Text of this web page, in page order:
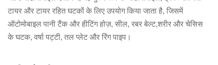
टायर और टायर रहित घटकों के लिए उपयोग किया जाता है, जिसमें
ऑटोमोबाइल पानी टैंक और हीटिंग होज़, सील, रबर बेल्ट,शरीर और चेसिस
के घटक, वर्षा पट्टी, तल प्लेट और रिंग पाइप।